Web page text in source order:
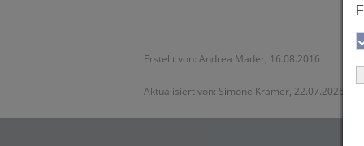
Erstellt von: Andrea Mader, 16.08.2016
Aktualisiert von: Simone Kramer, 22.07.2026